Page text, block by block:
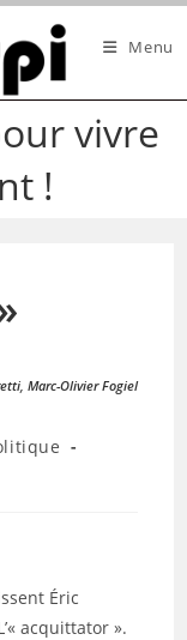
Menu
vivre
!
, Marc-Olivier Fogiel
Éric
acquittator ».